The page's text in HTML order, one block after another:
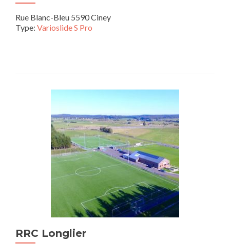
Rue Blanc-Bleu 5590 Ciney
Type: Varioslide S Pro
RRC Longlier